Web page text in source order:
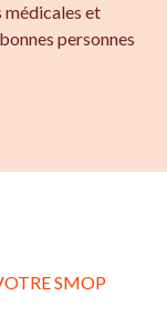
médicales et
personnes
SMOP